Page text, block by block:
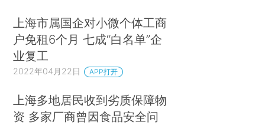
上海市属国企对小微个体工商
户免租6个月 七成“白名单”企
业复工
2022年04月22日 APP打开
上海多地居民收到劣质保障物
资 多家厂商曾因食品安全问